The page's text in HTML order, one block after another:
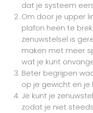
dat je systeem
Om door je upper
plafon heen te
zenuwstelsel is
maken met meer
wat je kunt
Beter begrijpen
op je gewicht en je
Je kunt je
zodat je niet